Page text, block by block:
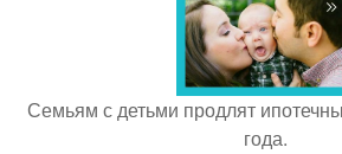
Семьям с детьми продлят
года.